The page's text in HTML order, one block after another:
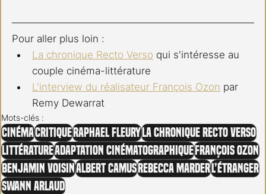
Pour aller plus loin :
La chronique Recto Verso qui s'intéresse au
couple cinéma-littérature
L'interview du réalisateur François Ozon par
Remy Dewarrat
Mots-clés :
CinémaCritique Raphael Fleury La chronique Recto Verso
LittératureAdaptation cinématographique François Ozon
Benjamin VoisinAlbert Camus Rebecca Marder L’Étranger
Swann Arlaud